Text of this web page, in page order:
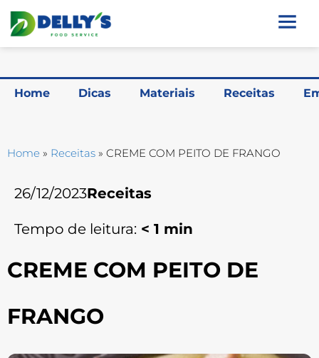
Home Dicas Materiais Receitas
Home » Receitas » CREME COM PEITO DE FRANGO
26/12/2023Receitas
Tempo de leitura: < 1 min
CREME COM PEITO DE
FRANGO